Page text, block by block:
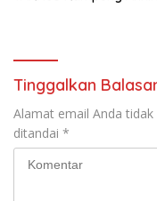
Tinggalkan
Alamat email Anda tidak
ditandai *